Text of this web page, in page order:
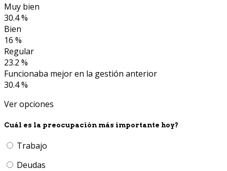
Muy bien
30.4 %
Bien
16 %
Regular
23.2 %
Funcionaba mejor en la gestión anterior
30.4 %
Ver opciones
Cuál es la preocupación más importante hoy?
Trabajo
Deudas